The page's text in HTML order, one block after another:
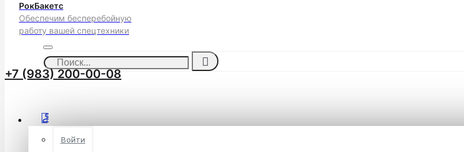
РокБакетс
Обеспечим бесперебойную
работу вашей спецтехники
+7 (983) 200-00-08
Войти